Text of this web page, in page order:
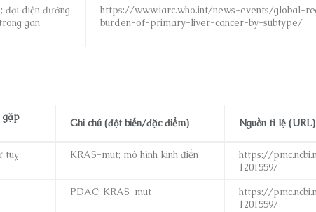
đại diện đường
gan
https://www.iarc.who.int/news-events/global-
burden-of-primary-liver-cancer-by-subtype/
gặp
Ghi chú (đột biến/đặc điểm) Nguồn tỉ lệ (URL)
tuỵ KRAS-mut; mô hình kinh điển
https://
1201559/
PDAC; KRAS-mut
https://
1201559/